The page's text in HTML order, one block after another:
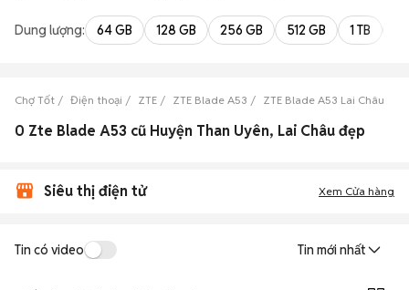
Dung lượng: 64 GB 128 GB 256 GB 512 GB 1 TB
Chợ Tốt Điện thoại ZTE ZTE Blade A53 ZTE Blade A53 Lai Châu
0 Zte Blade A53 cũ Huyện Than Uyên, Lai Châu đẹp
Siêu thị điện tử Xem Cửa hàng
Tin có video Tin mới nhất